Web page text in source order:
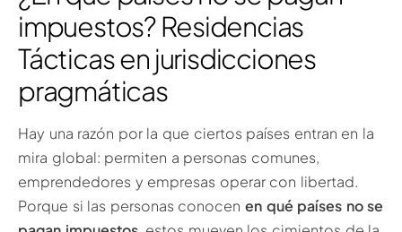
impuestos? Residencias
Tácticas en jurisdicciones
pragmáticas
Hay una razón por la que ciertos países entran en la
mira global: permiten a personas comunes,
emprendedores y empresas operar con libertad.
Porque si las personas conocen en qué países no se